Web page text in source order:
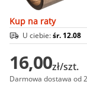
Kup na raty
U ciebie:śr. 12.08
16,00zł/szt.
Darmowa dostawa od